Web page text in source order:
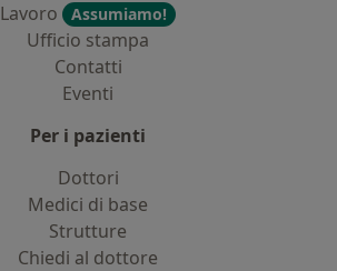
Lavoro
Assumiamo!
Ufficio stampa
Contatti
Eventi
Per i pazienti
Dottori
Medici di base
Strutture
Chiedi al dottore